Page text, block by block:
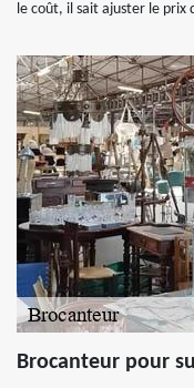
le coût, il sait ajuster le prix
Brocanteur pour